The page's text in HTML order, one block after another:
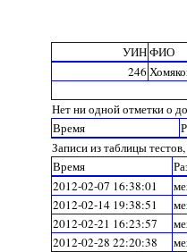
УИНФИО
246
Нет ни одной отметки о
Время
Записи из таблицы
Время
2012-02-07 16:38:01
2012-02-14 19:38:51
2012-02-21 16:23:57
2012-02-28 22:20:38